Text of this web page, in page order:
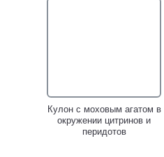
Кулон с моховым агатом в
окружении цитринов и
перидотов